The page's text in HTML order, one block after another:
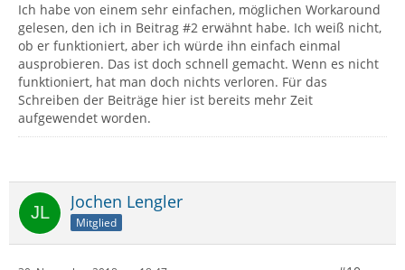
Ich habe von einem sehr einfachen, möglichen Workaround
gelesen, den ich in Beitrag #2 erwähnt habe. Ich weiß nicht,
ob er funktioniert, aber ich würde ihn einfach einmal
ausprobieren. Das ist doch schnell gemacht. Wenn es nicht
funktioniert, hat man doch nichts verloren. Für das
Schreiben der Beiträge hier ist bereits mehr Zeit
aufgewendet worden.
Jochen Lengler
Mitglied